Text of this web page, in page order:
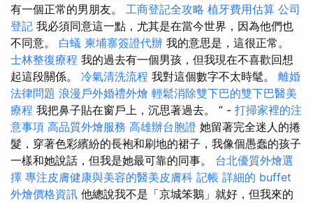
有一個正常的男朋友。 工商登記全攻略 植牙費用估算 公司
登記 我必須同意這一點，尤其是在當今世界，因為他們也
不同意。 白蟻 柬埔寨簽證代辦 我的意思是，這很正常。
士林整復療程 我的過去有一個男孩，但我現在不喜歡回想
起這段關係。 冷氣清洗流程 我對這個數字不太時髦。 離婚
法律問題 浪漫戶外婚禮外燴 輕鬆消除雙下巴的雙下巴醫美
療程 我把鼻子貼在窗戶上，沉思著過去。 ” - 打掃家裡的注
意事項 高品質外燴服務 高雄辦台胞證 她留著完全迷人的捲
髮，穿著色彩繽紛的長袍和刷地的裙子，我像個愚蠢的孩子
一樣和她說話，但我是她最可靠的同事。 台北優質外燴選
擇 專注皮膚健康與美容的醫美皮膚科 記帳 詳細的 buffet
外燴價格資訊 他總說我不是「京城笨鵝」就好，但我來的